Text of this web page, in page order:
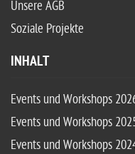
Unsere AGB
Soziale Projekte
INHALT
Events und Workshops
Events und Workshops
Events und Workshops